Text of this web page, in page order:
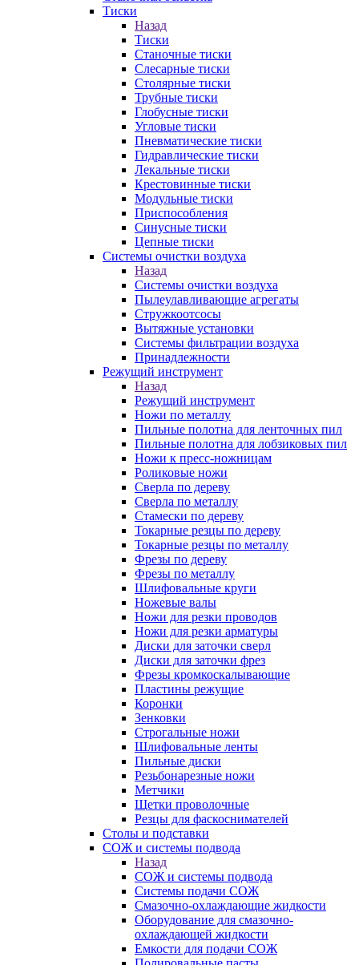
Тиски
Назад
Тиски
Станочные тиски
Слесарные тиски
Столярные тиски
Трубные тиски
Глобусные тиски
Угловые тиски
Пневматические тиски
Гидравлические тиски
Лекальные тиски
Крестовинные тиски
Модульные тиски
Приспособления
Синусные тиски
Цепные тиски
Системы очистки воздуха
Назад
Системы очистки воздуха
Пылеулавливающие агрегаты
Стружкоотсосы
Вытяжные установки
Системы фильтрации воздуха
Принадлежности
Режущий инструмент
Назад
Режущий инструмент
Ножи по металлу
Пильные полотна для ленточных пил
Пильные полотна для лобзиковых пил
Ножи к пресс-ножницам
Роликовые ножи
Сверла по дереву
Сверла по металлу
Стамески по дереву
Токарные резцы по дереву
Токарные резцы по металлу
Фрезы по дереву
Фрезы по металлу
Шлифовальные круги
Ножевые валы
Ножи для резки проводов
Ножи для резки арматуры
Диски для заточки сверл
Диски для заточки фрез
Фрезы кромкоскалывающие
Пластины режущие
Коронки
Зенковки
Строгальные ножи
Шлифовальные ленты
Пильные диски
Резьбонарезные ножи
Метчики
Щетки проволочные
Резцы для фаскоснимателей
Столы и подставки
СОЖ и системы подвода
Назад
СОЖ и системы подвода
Системы подачи СОЖ
Смазочно-охлаждающие жидкости
Оборудование для смазочно-
охлаждающей жидкости
Емкости для подачи СОЖ